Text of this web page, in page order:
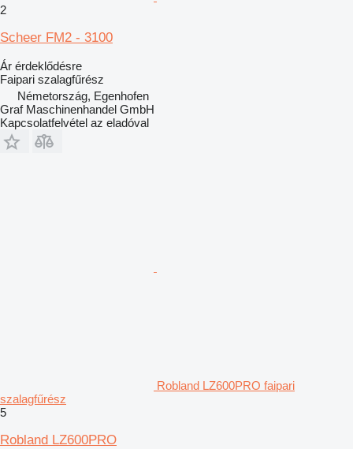
2
Scheer FM2 - 3100
Ár érdeklődésre
Faipari szalagfűrész
Németország, Egenhofen
Graf Maschinenhandel GmbH
Kapcsolatfelvétel az eladóval
Robland LZ600PRO faipari
szalagfűrész
5
Robland LZ600PRO